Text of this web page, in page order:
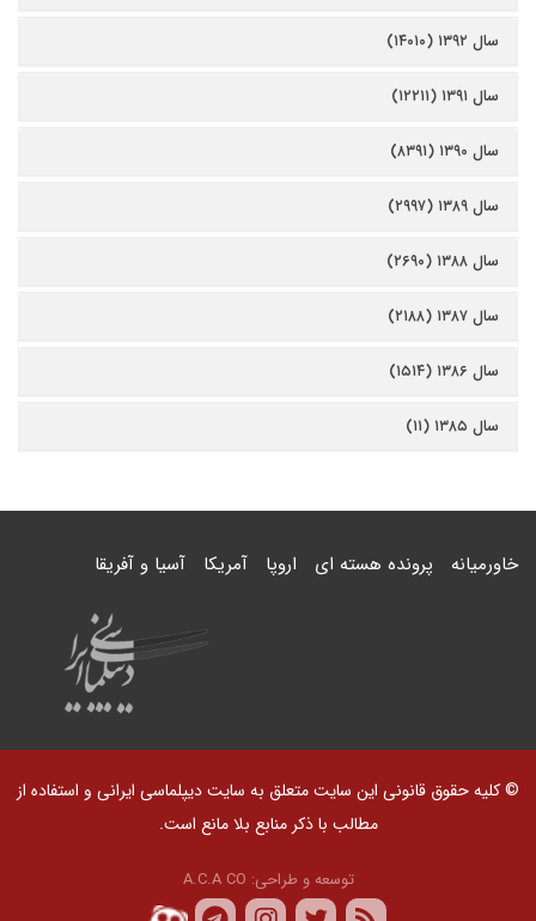
سال ۱۳۹۲ (۱۴۰۱۰)
سال ۱۳۹۱ (۱۲۲۱۱)
سال ۱۳۹۰ (۸۳۹۱)
سال ۱۳۸۹ (۲۹۹۷)
سال ۱۳۸۸ (۲۶۹۰)
سال ۱۳۸۷ (۲۱۸۸)
سال ۱۳۸۶ (۱۵۱۴)
سال ۱۳۸۵ (۱۱)
خاورمیانه پرونده هسته ای اروپا آمریکا آسیا و آفریقا
© کلیه حقوق قانونی این سایت متعلق به سایت دیپلماسی ایرانی و استفاده از
مطالب با ذکر منابع بلا مانع است.
توسعه و طراحی: A.C.A CO